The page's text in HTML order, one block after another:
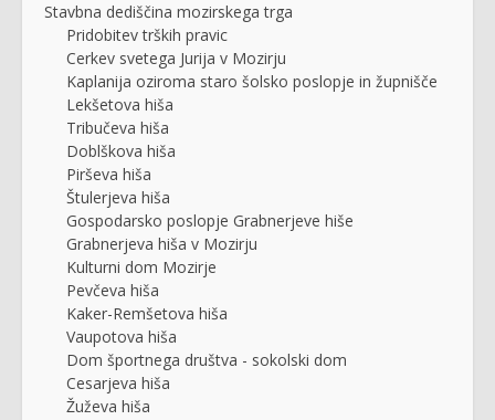
Stavbna dediščina mozirskega trga
Pridobitev trških pravic
Cerkev svetega Jurija v Mozirju
Kaplanija oziroma staro šolsko poslopje in župnišče
Lekšetova hiša
Tribučeva hiša
Doblškova hiša
Pirševa hiša
Štulerjeva hiša
Gospodarsko poslopje Grabnerjeve hiše
Grabnerjeva hiša v Mozirju
Kulturni dom Mozirje
Pevčeva hiša
Kaker-Remšetova hiša
Vaupotova hiša
Dom športnega društva - sokolski dom
Cesarjeva hiša
Žuževa hiša